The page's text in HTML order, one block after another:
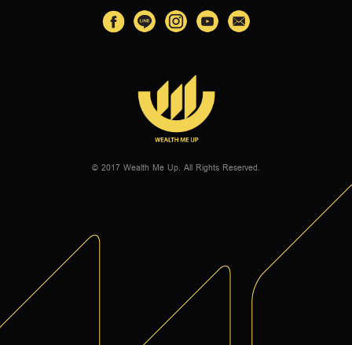
© 2017 Wealth Me Up. All Rights Reserved.